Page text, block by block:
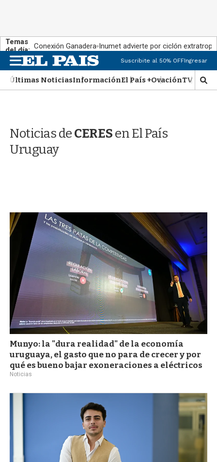
Temas
del día: Conexión Ganadera Inumet advierte por ciclón
M
e
n
u
Suscribite al 50% OFFIngresar
Últimas NoticiasInformaciónEl País +OvaciónTV Show
M
o
d
Noticias deCERESen El País
Uruguay
Munyo: la "dura realidad" de la economía
uruguaya, el gasto que no para de crecer y por
qué es bueno bajar exoneraciones a eléctricos
Noticias